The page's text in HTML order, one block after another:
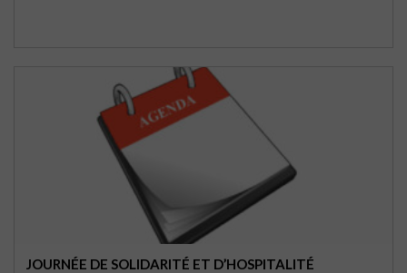
JOURNÉE DE SOLIDARITÉ ET D’HOSPITALITÉ